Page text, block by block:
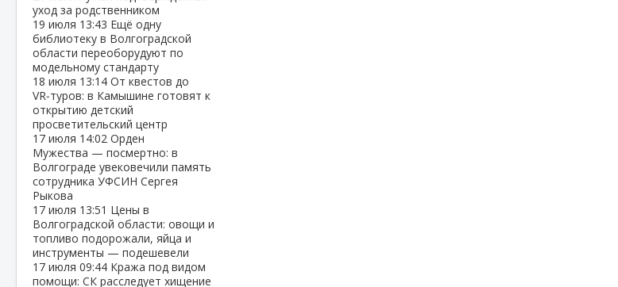
уход за родственником
19 июля 13:43 Ещё одну
библиотеку в Волгоградской
области переоборудуют по
модельному стандарту
18 июля 13:14 От квестов до
VR‑туров: в Камышине готовят к
открытию детский
просветительский центр
17 июля 14:02 Орден
Мужества — посмертно: в
Волгограде увековечили память
сотрудника УФСИН Сергея
Рыкова
17 июля 13:51 Цены в
Волгоградской области: овощи и
топливо подорожали, яйца и
инструменты — подешевели
17 июля 09:44 Кража под видом
помощи: СК расследует хищение